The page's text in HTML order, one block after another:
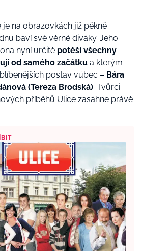
je na obrazovkách již pěkně
baví své věrné diváky. Jeho
nyní určitě potěší všechny
od samého začátku a kterým
postav vůbec – Bára
(Tereza Brodská). Tvůrci
příběhů Ulice zasáhne právě